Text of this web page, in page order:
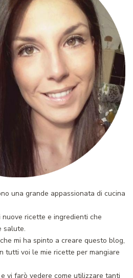
una grande appassionata di cucina
ricette e ingredienti che
salute.
mi ha spinto a creare questo blog,
tutti voi le mie ricette per mangiare
vi farò vedere come utilizzare tanti